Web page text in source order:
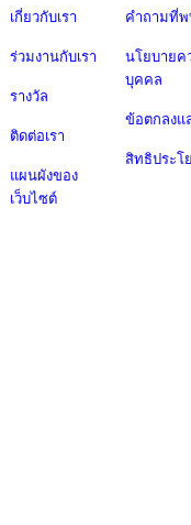
เกี่ยวกับเรา
ร่วมงานกับเรา
รางวัล
ติดต่อเรา
แผนผังของ
เว็บไซต์
คำถามที่พ
นโยบายค
บุคคล
ข้อตกลงแ
สิทธิประโ